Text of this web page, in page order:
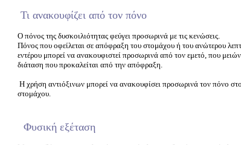
Τι ανακουφίζει από τον πόνο
Ο πόνος της δυσκοιλιότητας φεύγει προσωρινά με τις κενώσεις.
Πόνος που οφείλεται σε απόφραξη του στομάχου ή του ανώτερου
εντέρου μπορεί να ανακουφιστεί προσωρινά από τον εμετό, που
διάταση που προκαλείται από την απόφραξη.
Η χρήση αντιόξινων μπορεί να ανακουφίσει προσωρινά τον πόνο
στομάχου.
Φυσική εξέταση